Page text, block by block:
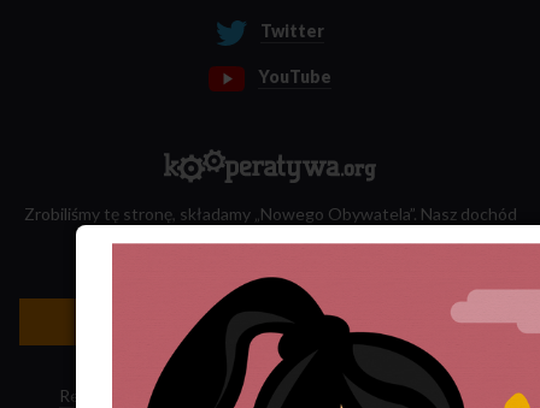
Twitter
YouTube
Zrobiliśmy tę stronę, składamy „Nowego Obywatela”. Nasz dochód
Newsletter »
Regulamin sklepu Polityka ciasteczek · Subskrypcja RSS